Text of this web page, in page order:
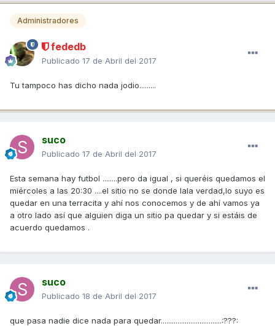
Administradores
fededb
Publicado 17 de Abril del 2017
Tu tampoco has dicho nada jodio.........
suco
Publicado 17 de Abril del 2017
Esta semana hay futbol ........pero da igual , si queréis quedamos el
miércoles a las 20:30 ....el sitio no se donde lala verdad,lo suyo es
quedar en una terracita y ahí nos conocemos y de ahí vamos ya
a otro lado así que alguien diga un sitio pa quedar y si estáis de
acuerdo quedamos .
suco
Publicado 18 de Abril del 2017
que pasa nadie dice nada para quedar.................................:???: